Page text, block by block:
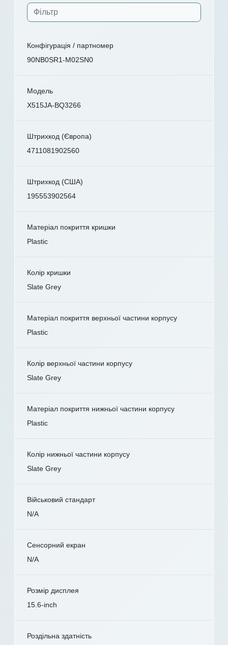
Конфігурація / партномер
90NB0SR1-M02SN0
Модель
X515JA-BQ3266
Штрихкод (Європа)
4711081902560
Штрихкод (США)
195553902564
Матеріал покриття кришки
Plastic
Колір кришки
Slate Grey
Матеріал покриття верхньої частини корпусу
Plastic
Колір верхньої частини корпусу
Slate Grey
Матеріал покриття нижньої частини корпусу
Plastic
Колір нижньої частини корпусу
Slate Grey
Військовий стандарт
N/A
Сенсорний екран
N/A
Розмір дисплея
15.6-inch
Роздільна здатність